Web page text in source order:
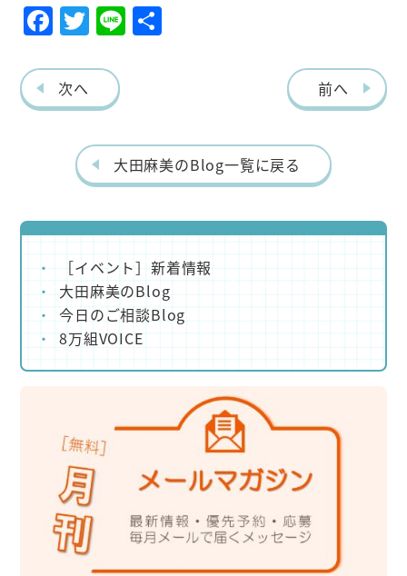
F
eb
o
T
itt
er
Li
次へ 前へ
大田麻美のBlog一覧に戻る
［イベント］新着情報
大田麻美のBlog
今日のご相談Blog
8万組VOICE